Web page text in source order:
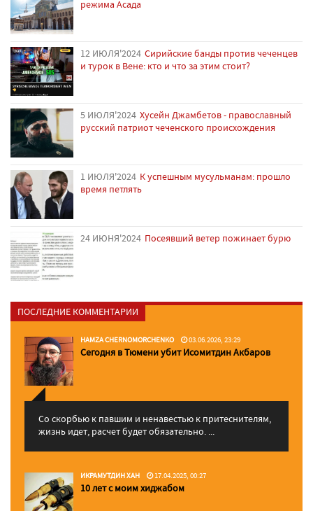
режима Асада
12 ИЮЛЯ'2024 Сирийские банды против чеченцев
и турок в Вене: кто и что за этим стоит?
5 ИЮЛЯ'2024 Хусейн Джамбетов - православный
русский патриот чеченского происхождения
1 ИЮЛЯ'2024 К успешным мусульманам: прошло
время петлять
24 ИЮНЯ'2024 Посеявший ветер пожинает бурю
ПОСЛЕДНИЕ КОММЕНТАРИИ
HAMZA CHERNOMORCHENKO 03.06.2026, 23:29
Сегодня в Тюмени убит Исомитдин Акбаров
Со скорбью к павшим и ненавестью к притеснителям,
жизнь идет, расчет будет обязательно. ...
ИКРАМУТДИН ХАН 17.04.2025, 00:27
10 лет с моим хиджабом